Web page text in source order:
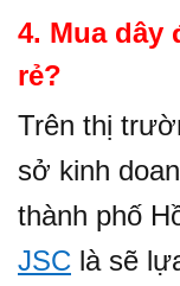
4. Mua dây
rẻ?
Trên thị
sở kinh
thành phố
JSC là sẽ